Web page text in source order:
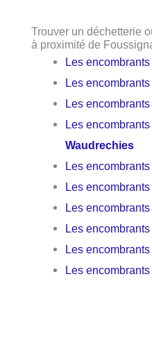
Trouver un déchetterie
à proximité de
Les
Les encombrants
Les
Les
Waudrechies
Les encombrants
Les
Les encombrants
Les
Les encombrants
Les encombrants